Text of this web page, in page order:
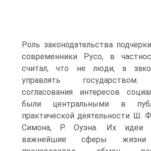
Роль законодательства
современники Русо, в
считал, что не люди, а
управлять
согласования интересов
были центральными в
практической деятельности Ш.
Симона, Р. Оуэна. Их идеи
важнейшие сферы жизни